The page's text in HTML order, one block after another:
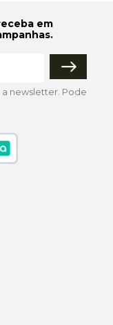
em
a newsletter. Pode